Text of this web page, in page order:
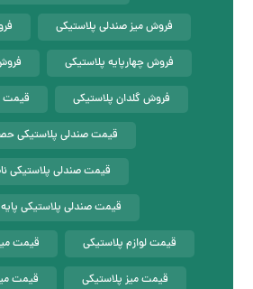
فروش میز صندلی پلاستیکی
فروش چهارپایه پلاستیکی
فروش گلدان پلاستیکی قیمت
قیمت صندلی پلاستیکی
قیمت صندلی پلاستیکی
قیمت صندلی پلاستیکی
قیمت لوازم پلاستیکی قیمت
قیمت میز پلاستیکی قیمت